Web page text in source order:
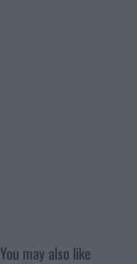
You may also like